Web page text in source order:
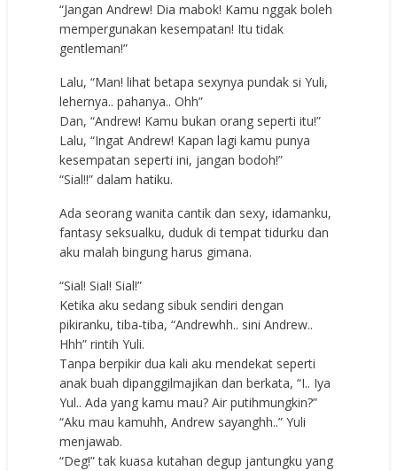
“Jangan Andrew! Dia mabok! Kamu nggak boleh
mempergunakan kesempatan! Itu tidak
gentleman!”
Lalu, “Man! lihat betapa sexynya pundak si Yuli,
lehernya.. pahanya.. Ohh”
Dan, “Andrew! Kamu bukan orang seperti itu!”
Lalu, “Ingat Andrew! Kapan lagi kamu punya
kesempatan seperti ini, jangan bodoh!”
“Sial!!” dalam hatiku.
Ada seorang wanita cantik dan sexy, idamanku,
fantasy seksualku, duduk di tempat tidurku dan
aku malah bingung harus gimana.
“Sial! Sial! Sial!”
Ketika aku sedang sibuk sendiri dengan
pikiranku, tiba-tiba, “Andrewhh.. sini Andrew..
Hhh” rintih Yuli.
Tanpa berpikir dua kali aku mendekat seperti
anak buah dipanggilmajikan dan berkata, “I.. Iya
Yul.. Ada yang kamu mau? Air putihmungkin?”
“Aku mau kamuhh, Andrew sayanghh..” Yuli
menjawab.
“Deg!” tak kuasa kutahan degup jantungku yang